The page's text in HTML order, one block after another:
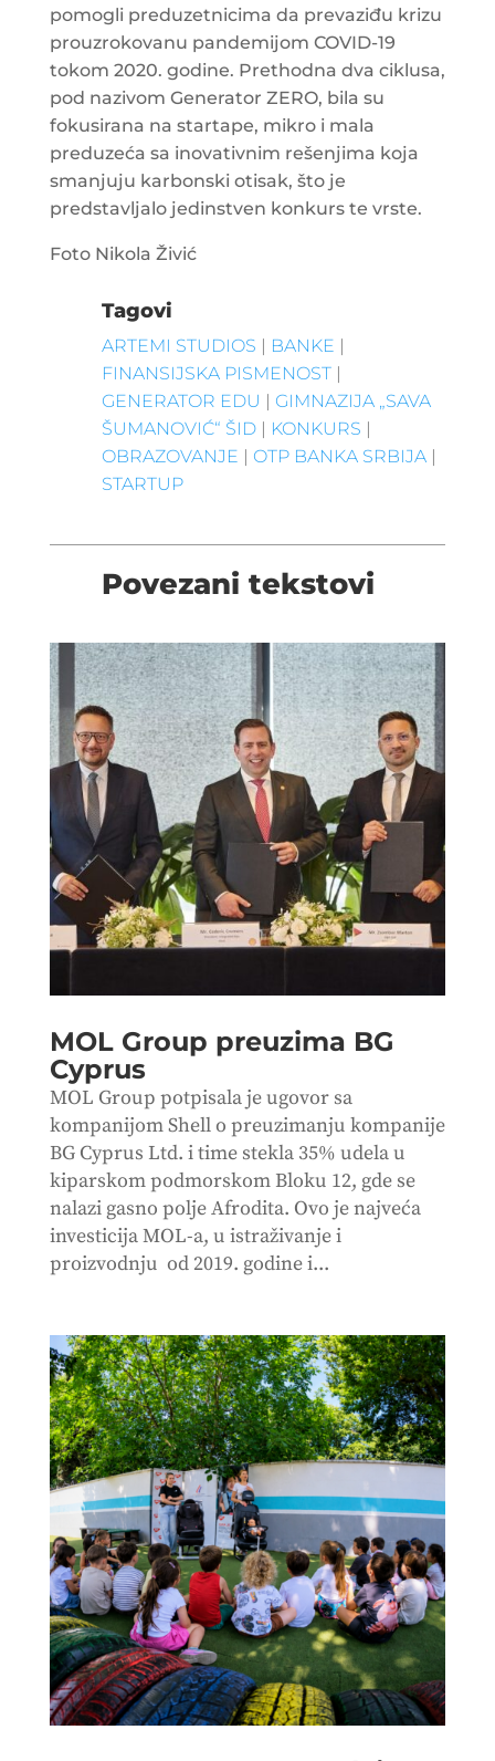
pomogli preduzetnicima da prevaziđu krizu
prouzrokovanu pandemijom COVID-19
tokom 2020. godine. Prethodna dva ciklusa,
pod nazivom Generator ZERO, bila su
fokusirana na startape, mikro i mala
preduzeća sa inovativnim rešenjima koja
smanjuju karbonski otisak, što je
predstavljalo jedinstven konkurs te vrste.
Foto Nikola Živić
Tagovi
ARTEMI STUDIOS BANKE
FINANSIJSKA PISMENOST|
GENERATOR EDU
GIMNAZIJA „SAVA
ŠUMANOVIĆ“ ŠID| KONKURS
OBRAZOVANJE
OTP BANKA SRBIJA|
STARTUP
Povezani tekstovi
MOL Group preuzima BG
Cyprus
MOL Group potpisala je ugovor sa
kompanijom Shell o preuzimanju kompanije
BG Cyprus Ltd. i time stekla 35% udela u
kiparskom podmorskom Bloku 12, gde se
nalazi gasno polje Afrodita. Ovo je najveća
investicija MOL-a, u istraživanje i
proizvodnju od 2019. godine i...